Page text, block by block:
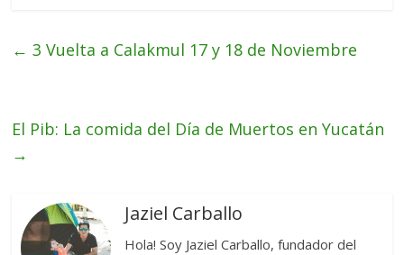
← 3 Vuelta a Calakmul 17 y 18 de Noviembre
El Pib: La comida del Día de Muertos en Yucatán
→
Jaziel Carballo
Hola! Soy Jaziel Carballo, fundador del